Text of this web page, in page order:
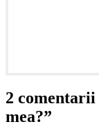
2
mea?”